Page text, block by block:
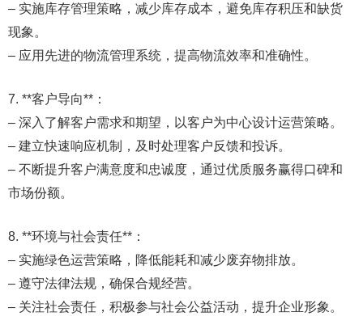
– 实施库存管理策略，减少库存成本，避免库存积压和缺货
现象。
– 应用先进的物流管理系统，提高物流效率和准确性。
7. **客户导向**：
– 深入了解客户需求和期望，以客户为中心设计运营策略。
– 建立快速响应机制，及时处理客户反馈和投诉。
– 不断提升客户满意度和忠诚度，通过优质服务赢得口碑和
市场份额。
8. **环境与社会责任**：
– 实施绿色运营策略，降低能耗和减少废弃物排放。
– 遵守法律法规，确保合规经营。
– 关注社会责任，积极参与社会公益活动，提升企业形象。